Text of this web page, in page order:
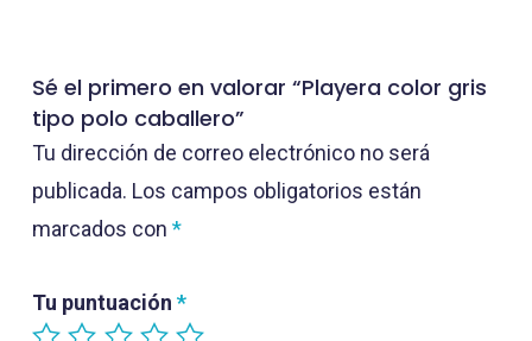
Sé el primero en valorar “Playera color gris
tipo polo caballero”
Tu dirección de correo electrónico no será
publicada. Los campos obligatorios están
marcados con *
Tu puntuación *